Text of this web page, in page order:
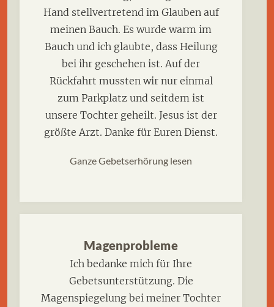
Hand stellvertretend im Glauben auf
meinen Bauch. Es wurde warm im
Bauch und ich glaubte, dass Heilung
bei ihr geschehen ist. Auf der
Rückfahrt mussten wir nur einmal
zum Parkplatz und seitdem ist
unsere Tochter geheilt. Jesus ist der
größte Arzt. Danke für Euren Dienst.
Ganze Gebetserhörung lesen
Magenprobleme
Ich bedanke mich für Ihre
Gebetsunterstützung. Die
Magenspiegelung bei meiner Tochter